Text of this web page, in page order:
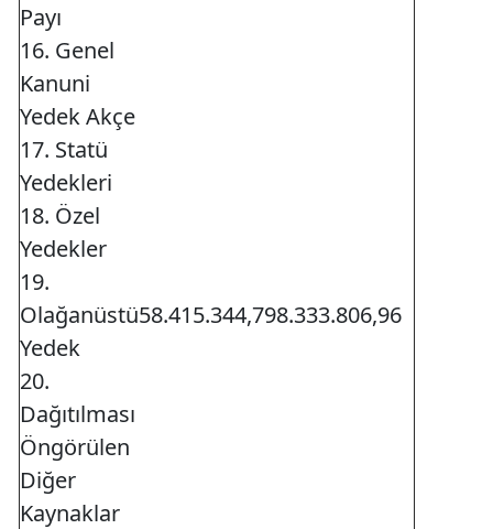
Payı
16. Genel
Kanuni
Yedek Akçe
17. Statü
Yedekleri
18. Özel
Yedekler
19.
Olağanüstü
Yedek
58.415.344,798.333.806,96
20.
Dağıtılması
Öngörülen
Diğer
Kaynaklar